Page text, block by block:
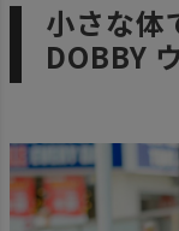
小さな体
DOBBY